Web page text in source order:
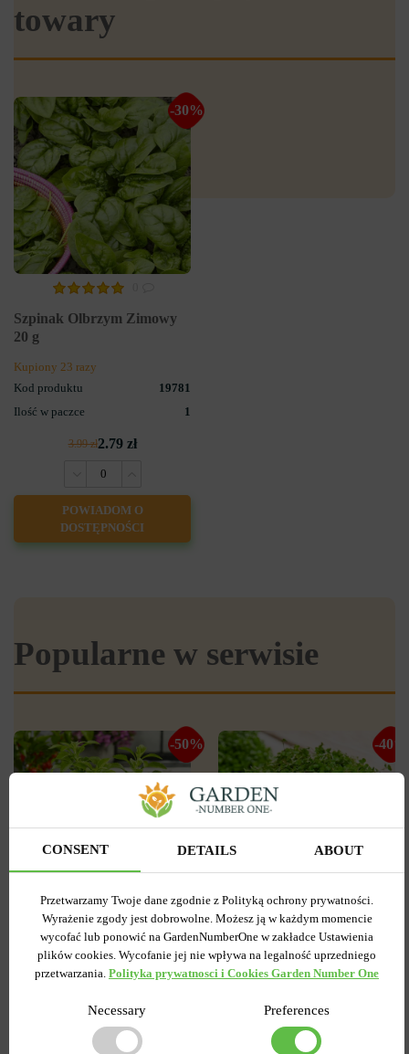
towary
-30%
Szpinak Olbrzym Zimowy
20 g
Kupiony 23 razy
Kod produktu
19781
Ilość w paczce
1
3.99 zł2.79 zł
POWIADOM O
DOSTĘPNOŚCI
Popularne w serwisie
-50%
0
Stewia 0.01 g
Kupiony 48 razy
-40%
0
Nasiona na kiełki Gorczyca
biała 30 g
Kupiony 26 razy
Kod produktu
CONSENT DETAILS ABOUT
Przetwarzamy Twoje dane zgodnie z Polityką ochrony prywatności.
Wyrażenie zgody jest dobrowolne. Możesz ją w każdym momencie
wycofać lub ponowić na GardenNumberOne w zakładce Ustawienia
plików cookies. Wycofanie jej nie wpływa na legalność uprzedniego
przetwarzania. Polityka prywatnosci i Cookies Garden Number One
Necessary Preferences